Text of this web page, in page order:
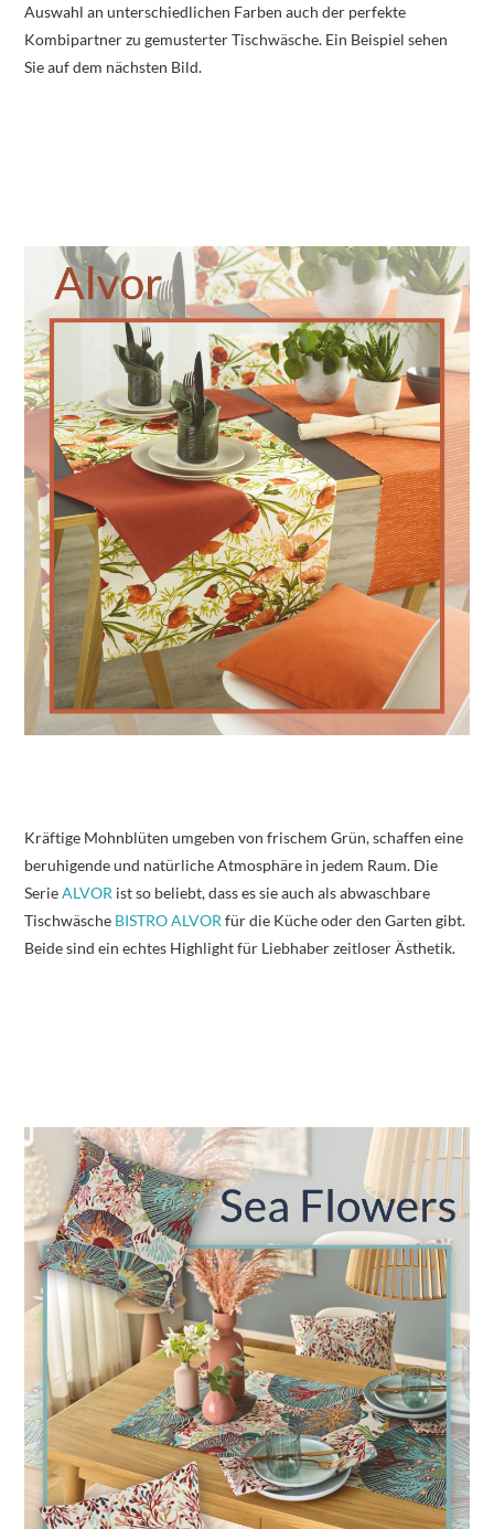
Auswahl an unterschiedlichen Farben auch der perfekte
Kombipartner zu gemusterter Tischwäsche. Ein Beispiel sehen
Sie auf dem nächsten Bild.
Kräftige Mohnblüten umgeben von frischem Grün, schaffen eine
beruhigende und natürliche Atmosphäre in jedem Raum. Die
SerieALVOR ist so beliebt, dass es sie auch als abwaschbare
Tischwäsche BISTRO ALVORfür die Küche oder den Garten gibt.
Beide sind ein echtes Highlight für Liebhaber zeitloser Ästhetik.